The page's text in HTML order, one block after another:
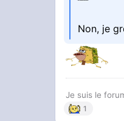
Non, je
Je suis le
1